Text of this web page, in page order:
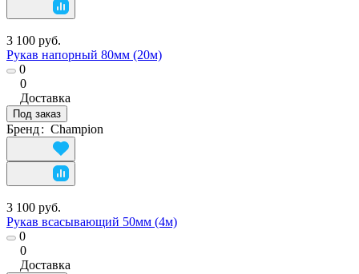
3 100 руб.
Рукав напорный 80мм (20м)
0
0
Доставка
Под заказ
Бренд: Champion
3 100 руб.
Рукав всасывающий 50мм (4м)
0
0
Доставка